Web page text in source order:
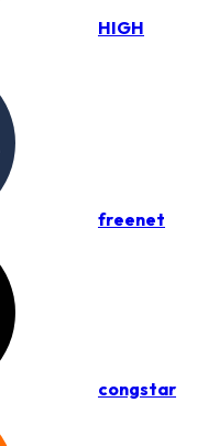
HIGH
freenet
congstar